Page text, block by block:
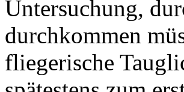
Untersuchung,
durchkommen
fliegerische